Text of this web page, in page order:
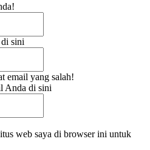
sini
email yang salah!
Anda di sini
web saya di browser ini untuk